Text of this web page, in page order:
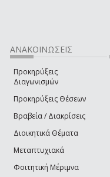
ΑΝΑΚΟΙΝΩΣΕΙΣ
Προκηρύξεις
Διαγωνισμών
Προκηρύξεις Θέσεων
Βραβεία / Διακρίσεις
Διοικητικά Θέματα
Μεταπτυχιακά
Φοιτητική Μέριμνα